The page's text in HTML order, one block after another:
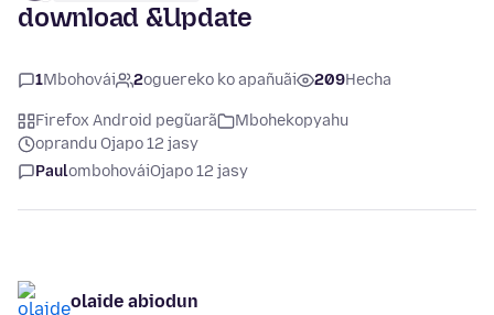
download &Update
1Mbohovái 2oguereko ko apañuãi 209Hecha
Firefox Android peg̃uarã
Mbohekopyahu
oprandu Ojapo 12 jasy
PaulombohováiOjapo 12 jasy
olaide abiodun